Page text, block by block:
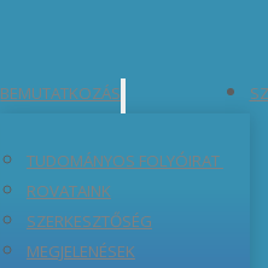
BEMUTATKOZÁS
TUDOMÁNYOS FOLYÓIRAT
ROVATAINK
SZERKESZTŐSÉG
MEGJELENÉSEK